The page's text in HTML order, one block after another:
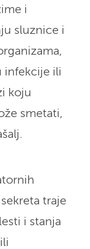
i
sluznice i
infekcije ili
koju
smetati,
traje
i stanja